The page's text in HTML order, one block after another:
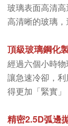
玻璃表面高清高
高清晰的玻璃，
頂級玻璃鋼化
經過六個小時
讓急速冷卻，
得更加「緊實」
精密2.5D弧邊